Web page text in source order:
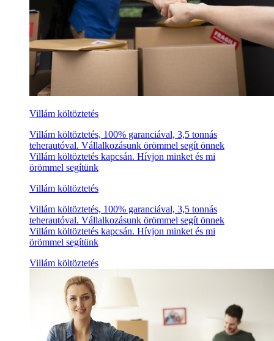
Villám költöztetés
Villám költöztetés, 100% garanciával, 3,5 tonnás
teherautóval. Vállalkozásunk örömmel segít önnek
Villám költöztetés kapcsán. Hívjon minket és mi
örömmel segítünk
Villám költöztetés
Villám költöztetés, 100% garanciával, 3,5 tonnás
teherautóval. Vállalkozásunk örömmel segít önnek
Villám költöztetés kapcsán. Hívjon minket és mi
örömmel segítünk
Villám költöztetés